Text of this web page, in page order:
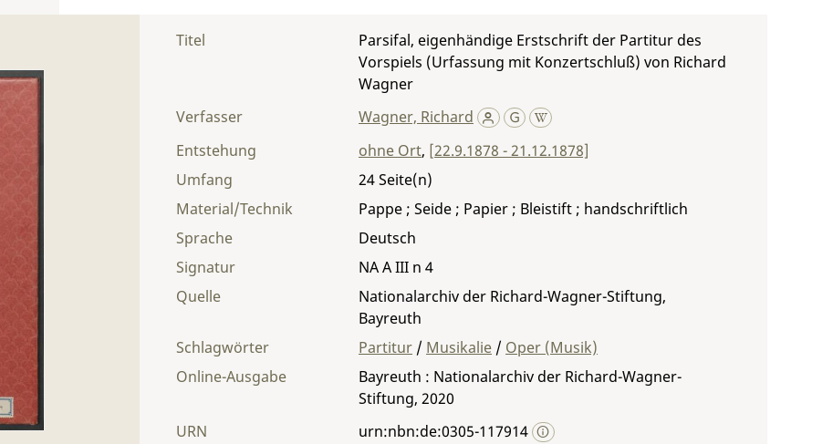
Titel
Parsifal, eigenhändige Erstschrift der Partitur des
Vorspiels (Urfassung mit Konzertschluß) von Richard
Wagner
Verfasser
Wagner, Richard
Entstehung
ohne Ort, [22.9.1878 - 21.12.1878]
Umfang
24
Material/Technik
Pappe ; Seide ; Papier ; Bleistift ; handschriftlich
Sprache
Deutsch
Signatur
NA A III n 4
Quelle
Nationalarchiv der Richard-Wagner-Stiftung,
Bayreuth
Schlagwörter
Partitur / Musikalie / Oper (Musik)
Online-Ausgabe
Bayreuth : Nationalarchiv der Richard-Wagner-
Stiftung, 2020
URN
urn:nbn:de:0305-117914